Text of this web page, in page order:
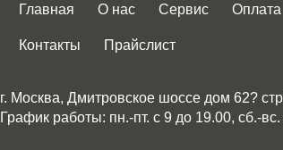
Главная О нас Сервис Оплата
Контакты Прайслист
г. Москва, Дмитровское шоссе дом 62?
График работы: пн.-пт. с 9 до 19.00, сб.-